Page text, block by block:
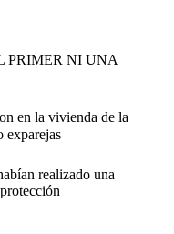
PRIMER NI UNA
en la vivienda de la
exparejas
realizado una